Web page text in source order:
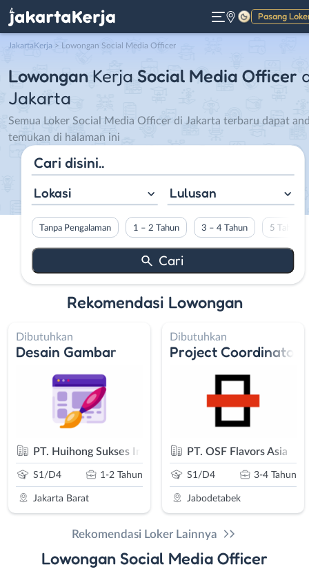
Pasang
Gelap
JakartaKerja > Lowongan Social Media Officer
Lowongan Kerja Social Media Officer
Jakarta
Semua Loker Social Media Officer di Jakarta terbaru dapat
temukan di halaman ini
Lokasi Lulusan
Tanpa Pengalaman 1 – 2 Tahun 3 – 4 Tahun 5 Tahun
Rekomendasi Lowongan
Dibutuhkan
Desain Gambar
PT. Huihong Sukses Indonesia
S1/D4 1-2 Tahun
Jakarta Barat
Dibutuhkan
Project Coordinator
PT. OSF Flavors Asia
S1/D4 3-4 Tahun
Jabodetabek
Rekomendasi Loker Lainnya
Lowongan Social Media Officer